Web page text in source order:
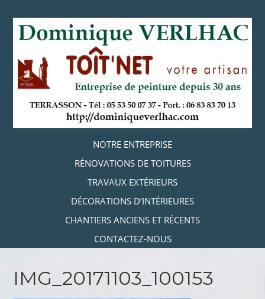
contenu
principal
NOTRE ENTREPRISE
RÉNOVATIONS DE TOITURES
TRAVAUX EXTÉRIEURS
DÉCORATIONS D’INTÉRIEURES
CHANTIERS ANCIENS ET RÉCENTS
CONTACTEZ-NOUS
IMG_20171103_100153